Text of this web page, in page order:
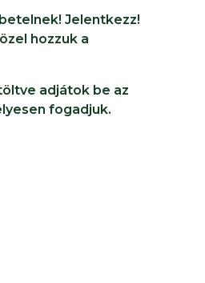
Jelentkezz!
hozzuk a
adjátok be az
fogadjuk.